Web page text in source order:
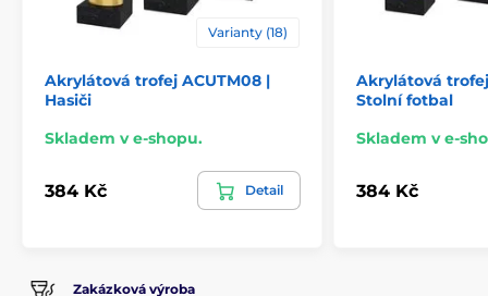
Varianty (18)
Akrylátová trofej ACUTM08 |
Hasiči
Skladem v e-shopu.
384 Kč Detail
Akrylátová
Stolní fotbal
Skladem v e-
384 Kč
Zakázková výroba